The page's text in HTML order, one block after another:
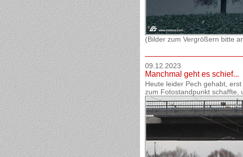
(Bilder zum Vergrößern bitte
09.12.2023
Manchmal geht es schief...
Heute leider Pech gehabt,
zum Fotostandpunkt schaffte,